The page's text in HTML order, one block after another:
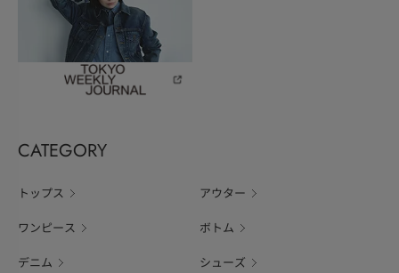
CATEGORY
トップス アウター
ワンピース ボトム
デニム シューズ